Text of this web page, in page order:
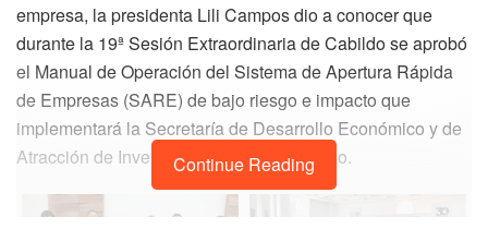
empresa, la presidenta Lili Campos dio a conocer que
durante la 19ª Sesión Extraordinaria de Cabildo se aprobó
el Manual de Operación del Sistema de Apertura Rápida
de Empresas (SARE) de bajo riesgo e impacto que
implementará la Secretaría de Desarrollo Económico y de
Atracción de Inversiones de este municipio.
Continue Reading